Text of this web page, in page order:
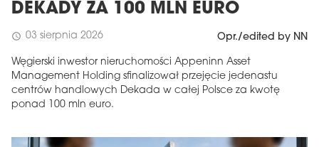
DEKADY ZA 100 MLN EURO
schedule 03 sierpnia 2026 Opr./edited by NN
Węgierski inwestor nieruchomości Appeninn Asset
Management Holding sfinalizował przejęcie jedenastu
centrów handlowych Dekada w całej Polsce za kwotę
ponad 100 mln euro.